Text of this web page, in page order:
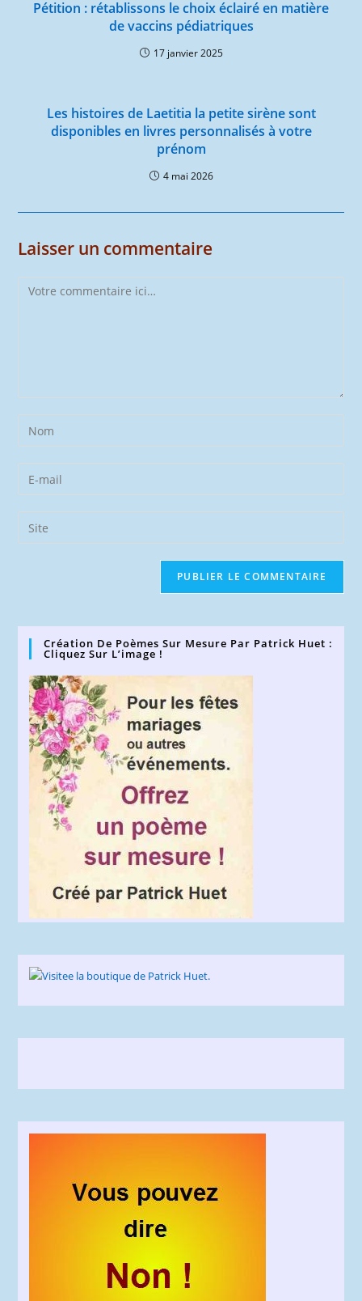
Pétition : rétablissons le choix éclairé en matière
de vaccins pédiatriques
17 janvier 2025
Les histoires de Laetitia la petite sirène sont
disponibles en livres personnalisés à votre
prénom
4 mai 2026
Laisser un commentaire
Comment
Enter
your
name
comment
Enter
your
email
address
Saisir
l’URL
Création De Poèmes Sur Mesure Par Patrick Huet :
Cliquez Sur L’image !